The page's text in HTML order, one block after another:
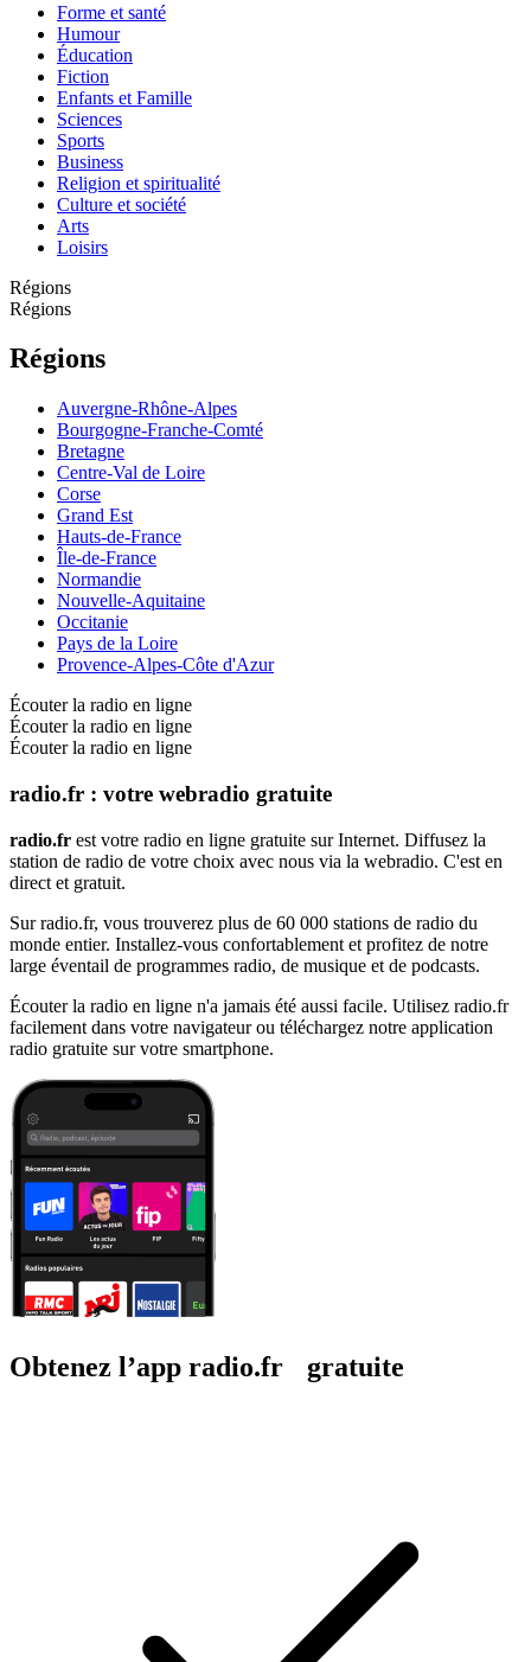
Forme et santé
Humour
Éducation
Fiction
Enfants et Famille
Sciences
Sports
Business
Religion et spiritualité
Culture et société
Arts
Loisirs
Régions
Régions
Régions
Auvergne-Rhône-Alpes
Bourgogne-Franche-Comté
Bretagne
Centre-Val de Loire
Corse
Grand Est
Hauts-de-France
Île-de-France
Normandie
Nouvelle-Aquitaine
Occitanie
Pays de la Loire
Provence-Alpes-Côte d'Azur
Écouter la radio en ligne
Écouter la radio en ligne
Écouter la radio en ligne
radio.fr : votre webradio gratuite
radio.fr est votre radio en ligne gratuite sur Internet. Diffusez la
station de radio de votre choix avec nous via la webradio. C'est en
direct et gratuit.
Sur radio.fr, vous trouverez plus de 60 000 stations de radio du
monde entier. Installez-vous confortablement et profitez de notre
large éventail de programmes radio, de musique et de podcasts.
Écouter la radio en ligne n'a jamais été aussi facile. Utilisez radio.fr
facilement dans votre navigateur ou téléchargez notre application
radio gratuite sur votre smartphone.
Obtenez l’app radio.fr gratuite